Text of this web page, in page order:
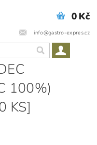
info@gastro-expres.cz
0 Kč
100%)
KS]